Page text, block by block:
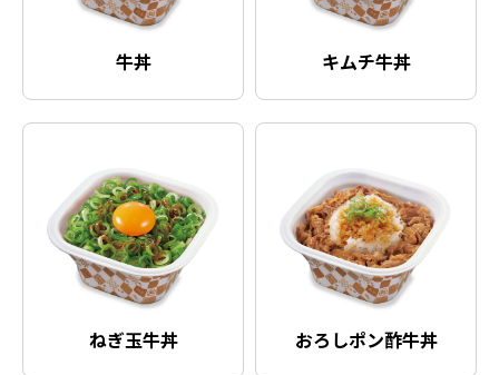
牛丼 キムチ牛丼
ねぎ玉牛丼 おろしポン酢牛丼